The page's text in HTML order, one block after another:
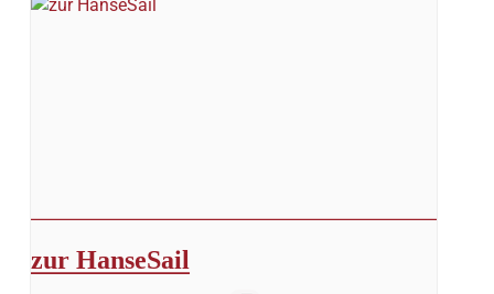
zur HanseSail